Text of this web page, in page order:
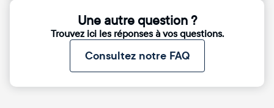
Une autre question ?
Trouvez ici les réponses à vos questions.
Consultez notre FAQ